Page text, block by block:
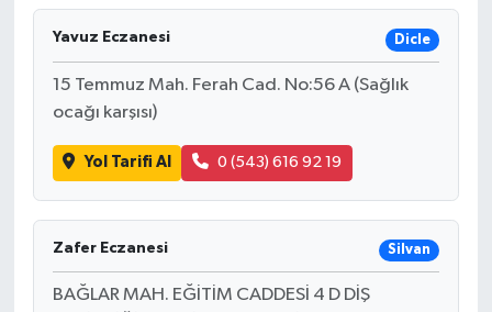
Yavuz Eczanesi Dicle
15 Temmuz Mah. Ferah Cad. No:56 A (Sağlık
ocağı karşısı)
Yol Tarifi Al 0 (543) 616 92 19
Zafer Eczanesi Silvan
BAĞLAR MAH. EĞİTİM CADDESİ 4 D DİŞ